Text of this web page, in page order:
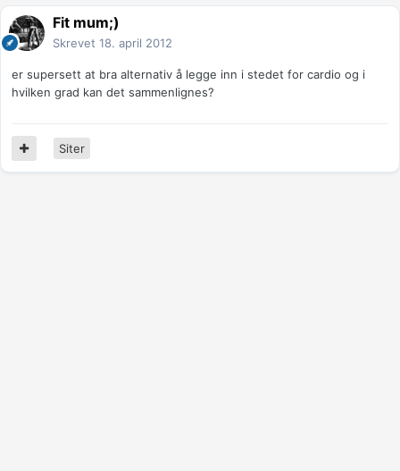
Fit mum;)
Skrevet 18. april 2012
er supersett at bra alternativ å legge inn i stedet for cardio og i
hvilken grad kan det sammenlignes?
Siter